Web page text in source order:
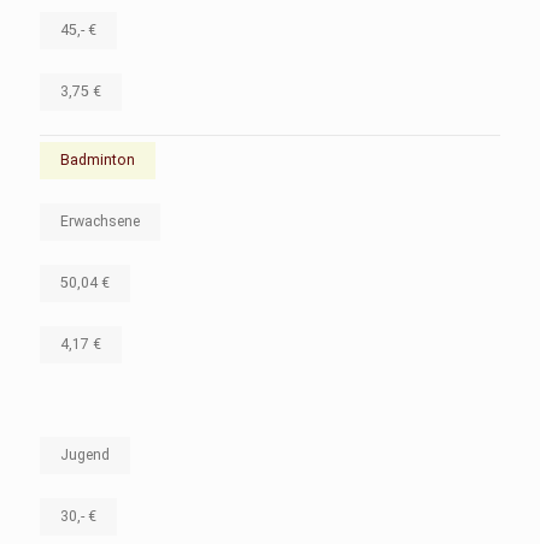
45,- €
3,75 €
Badminton
Erwachsene
50,04 €
4,17 €
Jugend
30,- €